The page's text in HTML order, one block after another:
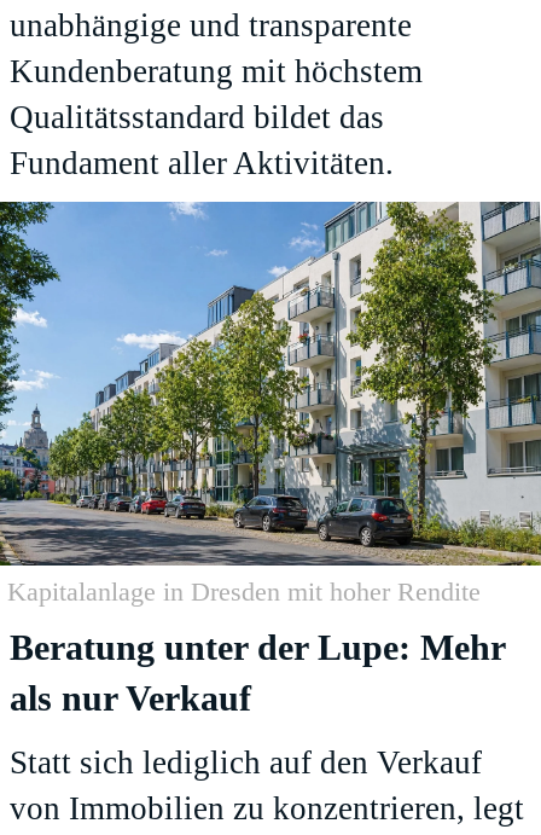
unabhängige und transparente
Kundenberatung mit höchstem
Qualitätsstandard bildet das
Fundament aller Aktivitäten.
Kapitalanlage in Dresden mit hoher Rendite
Beratung unter der Lupe: Mehr
als nur Verkauf
Statt sich lediglich auf den Verkauf
von Immobilien zu konzentrieren, legt